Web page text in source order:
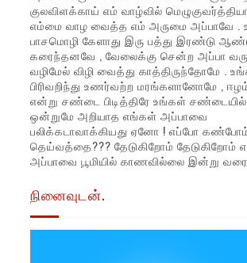
குலவிளக்காய் எம் வாழ்வில்
எம்மை வாழ வைத்த எம் அருமை அப்பாவே .
பாசமொழி கேளாது இரு பத்து இரண்டு
கரைந்தனவே , வேலைக்கு சென்ற அப்பா
வழிமேல் விழி வைத்து காத்திருந்தோமே .
பிரிவறிந்து உணர்வற்ற மரங்களானோமே ,
என்று சண்டை பிடித்திரே உங்கள் சண்டையில்
ஒன்றுமே அறியாத எங்கள் அப்பாவை
பலிக்கடாவாக்கியது ஏனோ ! எப்போ
தெய்வத்தை??? தேடுகிறோம் தேடுகிறோம்
அப்பாவை பூமியில் காணவில்லை இன்று
நினைவுடன்.